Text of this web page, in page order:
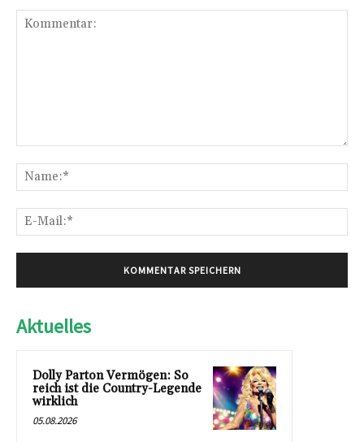
Aktuelles
Dolly Parton Vermögen: So
reich ist die Country-Legende
wirklich
05.08.2026